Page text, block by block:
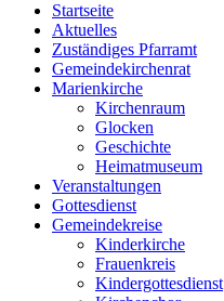
Startseite
Aktuelles
Zuständiges Pfarramt
Gemeindekirchenrat
Marienkirche
Kirchenraum
Glocken
Geschichte
Heimatmuseum
Veranstaltungen
Gottesdienst
Gemeindekreise
Kinderkirche
Frauenkreis
Kindergottesdienst